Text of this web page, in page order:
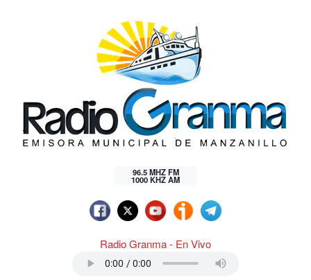
96.5 MHZ FM
1000 KHZ AM
Radio Granma - En Vivo